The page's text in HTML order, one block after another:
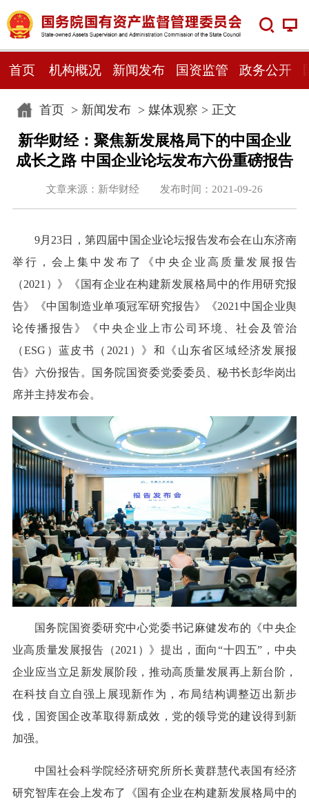
首页 机构概况 新闻发布 国资监管 政务公开
首页> 新闻发布> 媒体观察 > 正文
新华财经：聚焦新发展格局下的中国企业
成长之路 中国企业论坛发布六份重磅报告
文章来源：新华财经 发布时间：2021-09-26
9月23日，第四届中国企业论坛报告发布会在山东济南
举行，会上集中发布了《中央企业高质量发展报告
（2021）》《国有企业在构建新发展格局中的作用研究报
告》《中国制造业单项冠军研究报告》《2021中国企业舆
论传播报告》《中央企业上市公司环境、社会及管治
（ESG）蓝皮书（2021）》和《山东省区域经济发展报
告》六份报告。国务院国资委党委委员、秘书长彭华岗出
席并主持发布会。
国务院国资委研究中心党委书记麻健发布的《中央企
业高质量发展报告（2021）》提出，面向“十四五”，中央
企业应当立足新发展阶段，推动高质量发展再上新台阶，
在科技自立自强上展现新作为，布局结构调整迈出新步
伐，国资国企改革取得新成效，党的领导党的建设得到新
加强。
中国社会科学院经济研究所所长黄群慧代表国有经济
研究智库在会上发布了《国有企业在构建新发展格局中的